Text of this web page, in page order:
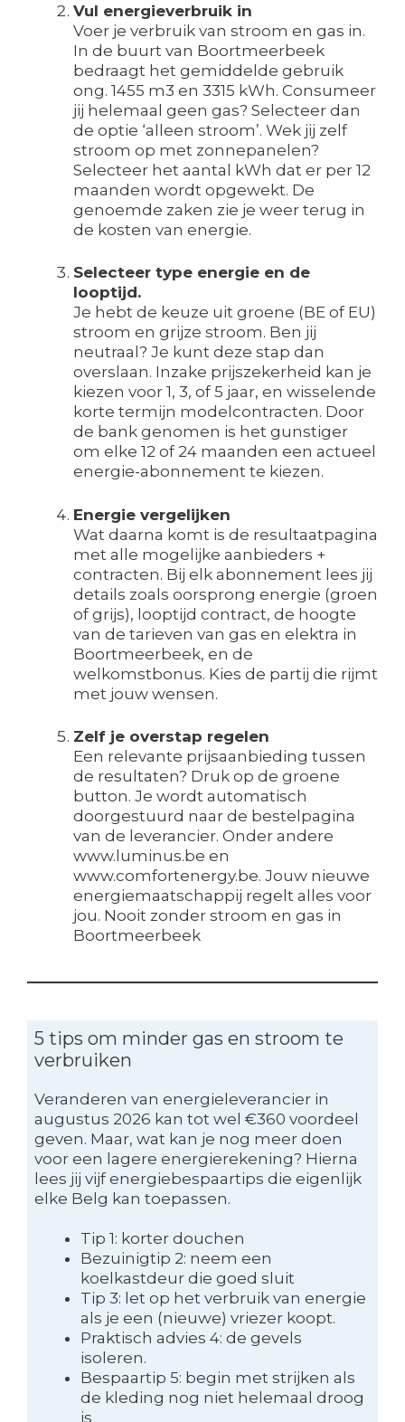
Vul energieverbruik in
Voer je verbruik van stroom en gas in.
In de buurt van Boortmeerbeek
bedraagt het gemiddelde gebruik
ong. 1455 m3 en 3315 kWh. Consumeer
jij helemaal geen gas? Selecteer dan
de optie ‘alleen stroom’. Wek jij zelf
stroom op met zonnepanelen?
Selecteer het aantal kWh dat er per 12
maanden wordt opgewekt. De
genoemde zaken zie je weer terug in
de kosten van energie.
Selecteer type energie en de
looptijd.
Je hebt de keuze uit groene (BE of EU)
stroom en grijze stroom. Ben jij
neutraal? Je kunt deze stap dan
overslaan. Inzake prijszekerheid kan je
kiezen voor 1, 3, of 5 jaar, en wisselende
korte termijn modelcontracten. Door
de bank genomen is het gunstiger
om elke 12 of 24 maanden een actueel
energie-abonnement te kiezen.
Energie vergelijken
Wat daarna komt is de resultaatpagina
met alle mogelijke aanbieders +
contracten. Bij elk abonnement lees jij
details zoals oorsprong energie (groen
of grijs), looptijd contract, de hoogte
van de tarieven van gas en elektra in
Boortmeerbeek, en de
welkomstbonus. Kies de partij die rijmt
met jouw wensen.
Zelf je overstap regelen
Een relevante prijsaanbieding tussen
de resultaten? Druk op de groene
button. Je wordt automatisch
doorgestuurd naar de bestelpagina
van de leverancier. Onder andere
www.luminus.be en
www.comfortenergy.be. Jouw nieuwe
energiemaatschappij regelt alles voor
jou. Nooit zonder stroom en gas in
Boortmeerbeek
5 tips om minder gas en stroom te
verbruiken
Veranderen van energieleverancier in
augustus 2026 kan tot wel €360 voordeel
geven. Maar, wat kan je nog meer doen
voor een lagere energierekening? Hierna
lees jij vijf energiebespaartips die eigenlijk
elke Belg kan toepassen.
Tip 1: korter douchen
Bezuinigtip 2: neem een
koelkastdeur die goed sluit
Tip 3: let op het verbruik van energie
als je een (nieuwe) vriezer koopt.
Praktisch advies 4: de gevels
isoleren.
Bespaartip 5: begin met strijken als
de kleding nog niet helemaal droog
is